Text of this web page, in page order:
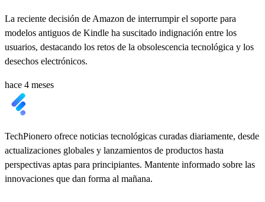
La reciente decisión de Amazon de interrumpir el soporte para
modelos antiguos de Kindle ha suscitado indignación entre los
usuarios, destacando los retos de la obsolescencia tecnológica y los
desechos electrónicos.
hace 4 meses
TechPionero ofrece noticias tecnológicas curadas diariamente, desde
actualizaciones globales y lanzamientos de productos hasta
perspectivas aptas para principiantes. Mantente informado sobre las
innovaciones que dan forma al mañana.